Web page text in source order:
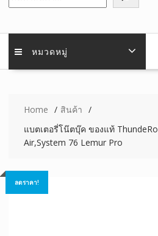
หมวดหมู่
Home
สินค้า
แบตเตอรี่โน๊ตบุ๊ค ของแท้
Air,System 76 Lemur Pro
ลดราคา!